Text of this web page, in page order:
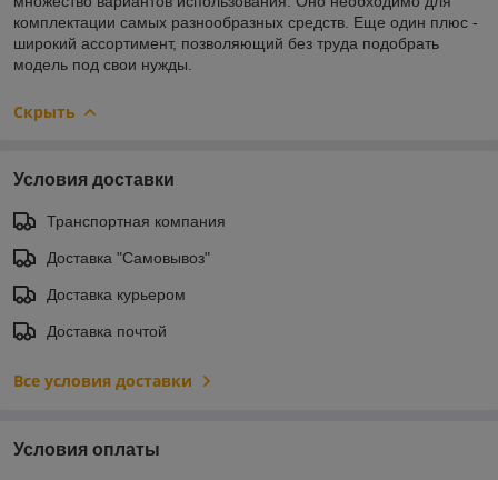
комплектации самых разнообразных средств. Еще один плюс -
широкий ассортимент, позволяющий без труда подобрать
модель под свои нужды.
Скрыть
Условия доставки
Транспортная компания
Доставка "Самовывоз"
Доставка курьером
Доставка почтой
Все условия доставки
Условия оплаты